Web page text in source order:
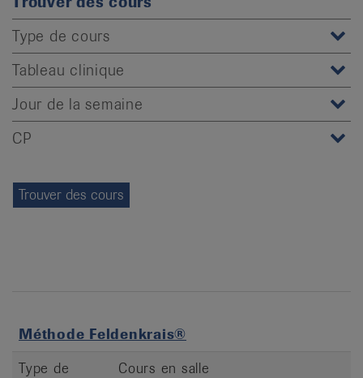
Type de cours
Tableau clinique
Jour de la semaine
CP
Méthode Feldenkrais®
Type de
Cours en salle